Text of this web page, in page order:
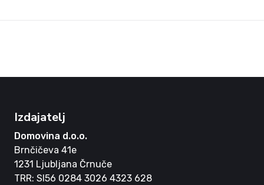
Izdajatelj
Domovina d.o.o.
Brnčičeva 41e
1231 Ljubljana Črnuče
TRR: SI56 0284 3026 4323 628